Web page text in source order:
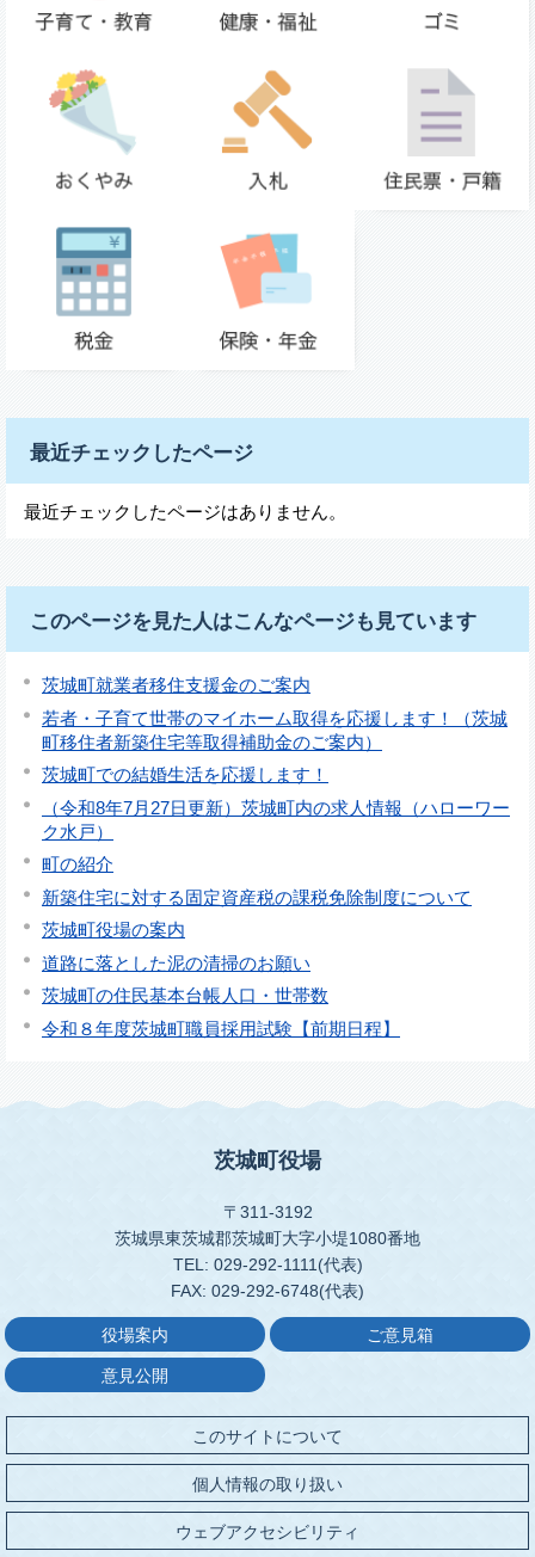
最近チェックしたページ
最近チェックしたページはありません。
このページを見た人はこんなページも見ています
茨城町就業者移住支援金のご案内
若者・子育て世帯のマイホーム取得を応援します！（茨城
町移住者新築住宅等取得補助金のご案内）
茨城町での結婚生活を応援します！
（令和8年7月27日更新）茨城町内の求人情報（ハローワー
ク水戸）
町の紹介
新築住宅に対する固定資産税の課税免除制度について
茨城町役場の案内
道路に落とした泥の清掃のお願い
茨城町の住民基本台帳人口・世帯数
令和８年度茨城町職員採用試験【前期日程】
茨城町役場
〒311-3192
茨城県東茨城郡茨城町大字小堤1080番地
TEL: 029-292-1111(代表)
FAX: 029-292-6748(代表)
役場案内 ご意見箱
意見公開
このサイトについて
個人情報の取り扱い
ウェブアクセシビリティ